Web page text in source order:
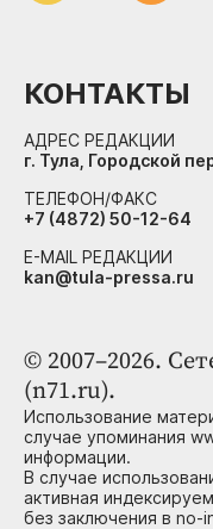
© 2007–2026.
(n71.ru).
Использование
случае упоминания
информации.
В случае
активная
без заключения в no-
КОНТАКТЫ
АДРЕС РЕДАКЦИИ
г. Тула, Городской
ТЕЛЕФОН/ФАКС
+7 (4872) 50-12-64
E-MAIL РЕДАКЦИИ
kan@tula-pressa.ru